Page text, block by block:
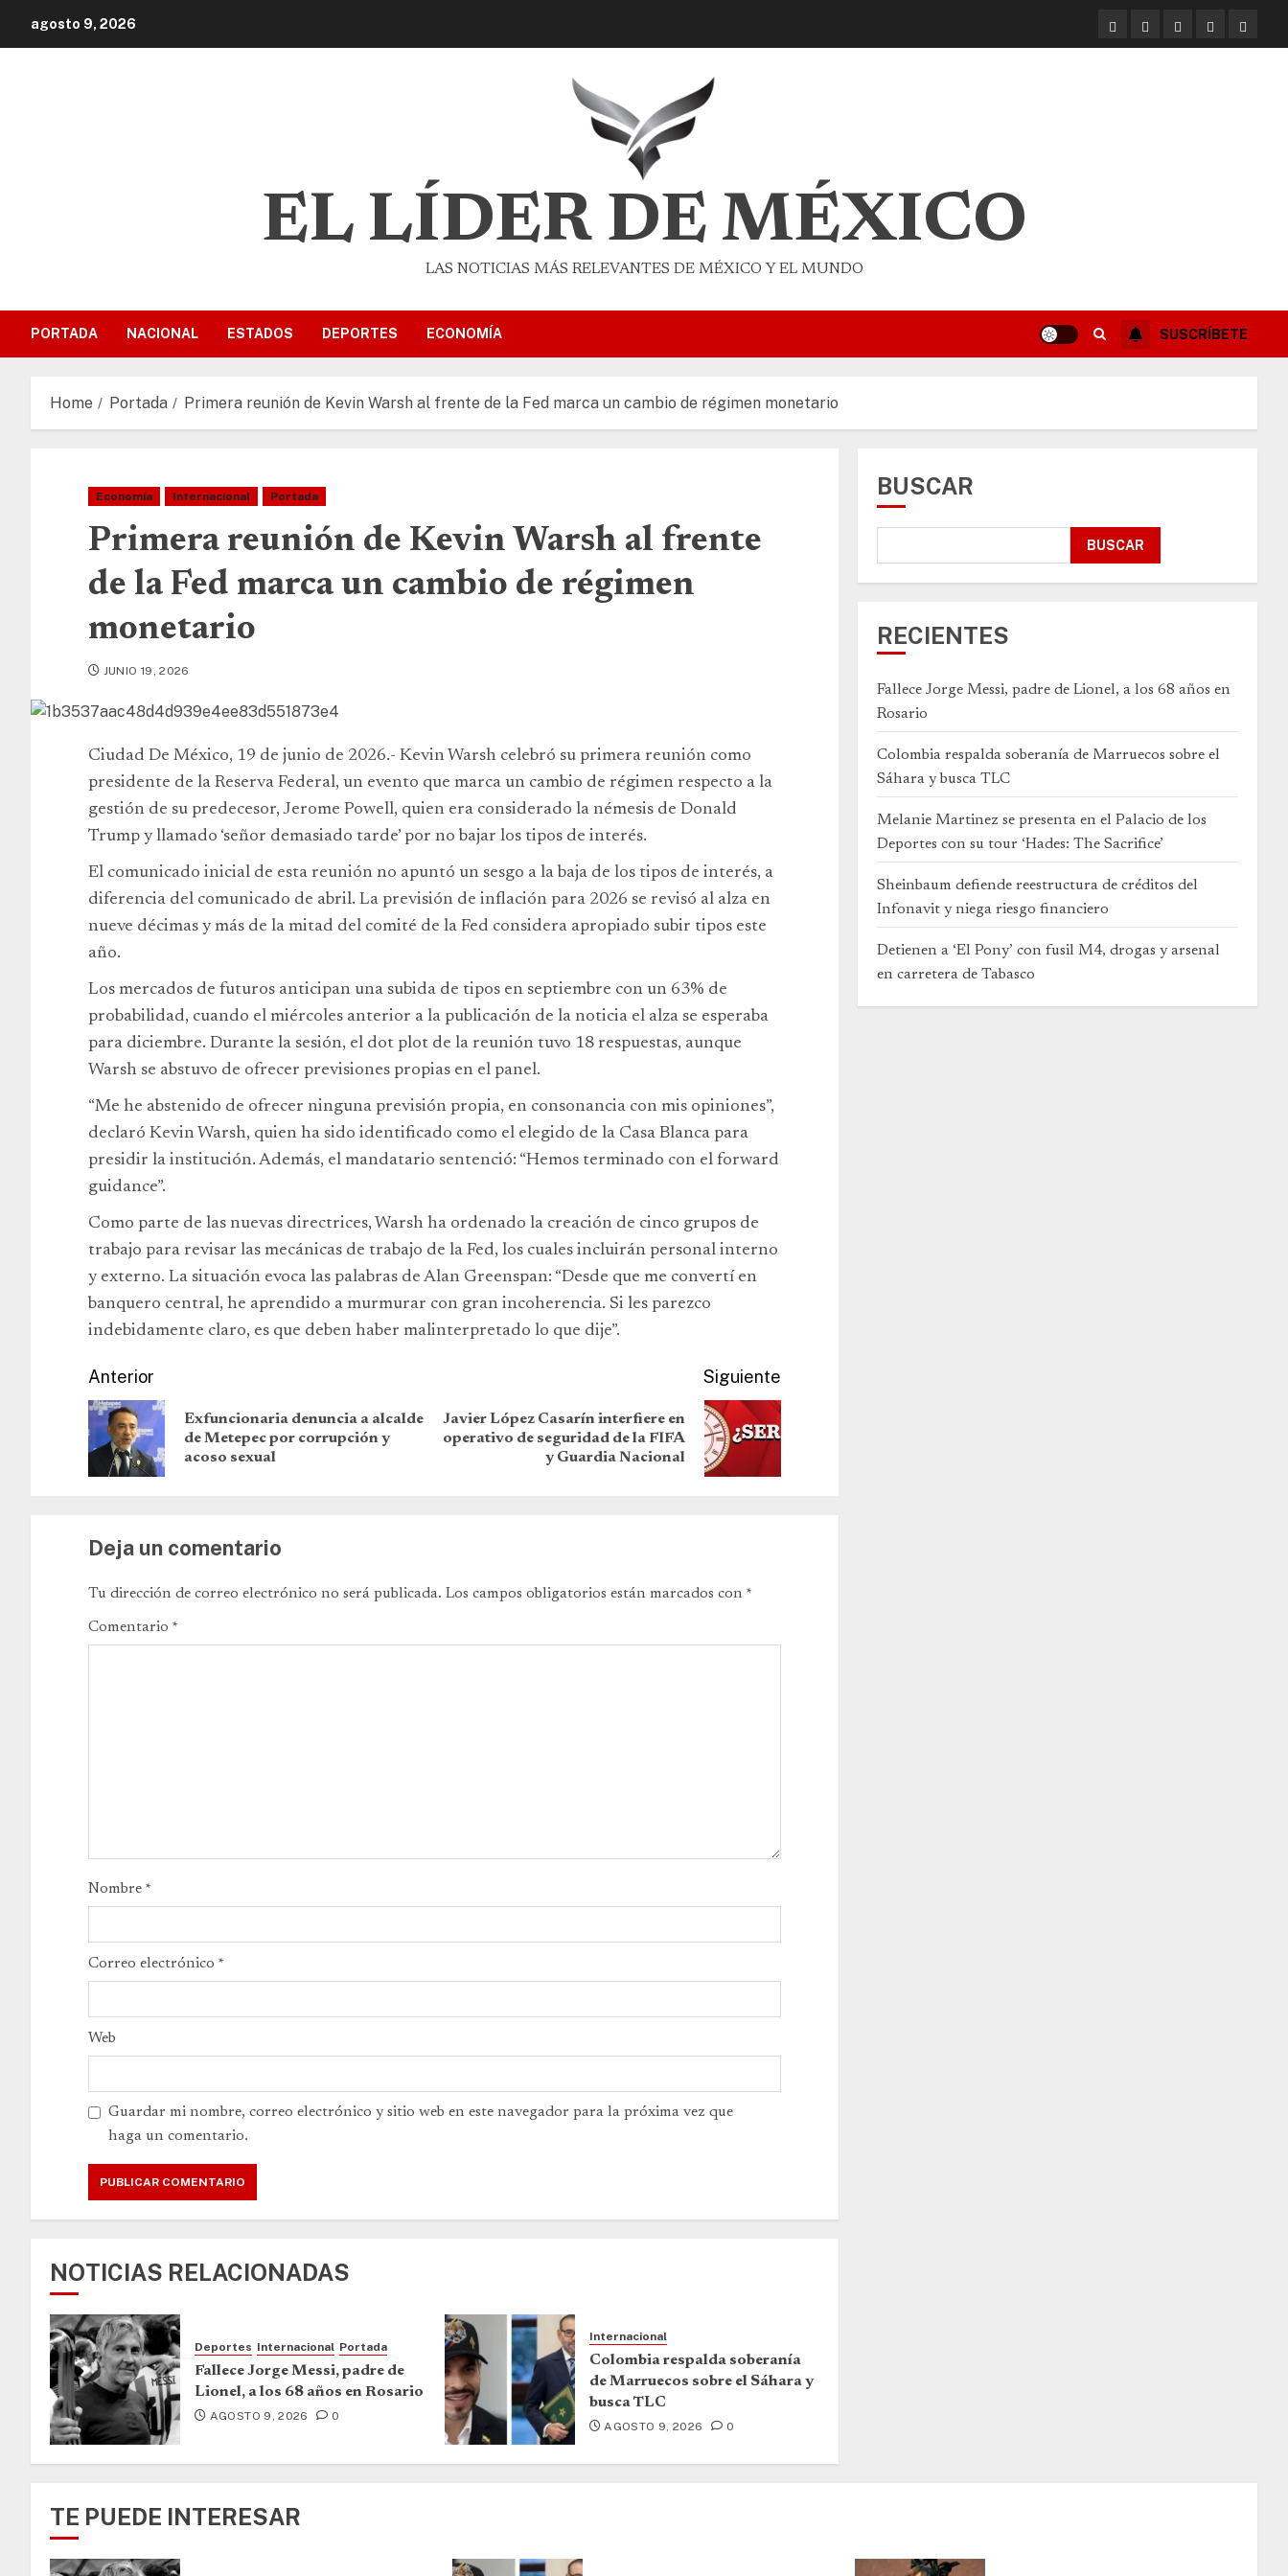
agosto 9, 2026
EL LÍDER DE MÉXICO
LAS NOTICIAS MÁS RELEVANTES DE MÉXICO Y EL MUNDO
PORTADA NACIONAL ESTADOS DEPORTES ECONOMÍA SUSCRÍBETE
Home Portada Primera reunión de Kevin Warsh al frente de la Fed marca un cambio de régimen monetario
Economía Internacional Portada
Primera reunión de Kevin Warsh al frente
de la Fed marca un cambio de régimen
monetario
JUNIO 19, 2026
Ciudad De México, 19 de junio de 2026.- Kevin Warsh celebró su primera reunión como
presidente de la Reserva Federal, un evento que marca un cambio de régimen respecto a la
gestión de su predecesor, Jerome Powell, quien era considerado la némesis de Donald
Trump y llamado ‘señor demasiado tarde’ por no bajar los tipos de interés.
El comunicado inicial de esta reunión no apuntó un sesgo a la baja de los tipos de interés, a
diferencia del comunicado de abril. La previsión de inflación para 2026 se revisó al alza en
nueve décimas y más de la mitad del comité de la Fed considera apropiado subir tipos este
año.
Los mercados de futuros anticipan una subida de tipos en septiembre con un 63% de
probabilidad, cuando el miércoles anterior a la publicación de la noticia el alza se esperaba
para diciembre. Durante la sesión, el dot plot de la reunión tuvo 18 respuestas, aunque
Warsh se abstuvo de ofrecer previsiones propias en el panel.
“Me he abstenido de ofrecer ninguna previsión propia, en consonancia con mis opiniones”,
declaró Kevin Warsh, quien ha sido identificado como el elegido de la Casa Blanca para
presidir la institución. Además, el mandatario sentenció: “Hemos terminado con el forward
guidance”.
Como parte de las nuevas directrices, Warsh ha ordenado la creación de cinco grupos de
trabajo para revisar las mecánicas de trabajo de la Fed, los cuales incluirán personal interno
y externo. La situación evoca las palabras de Alan Greenspan: “Desde que me convertí en
banquero central, he aprendido a murmurar con gran incoherencia. Si les parezco
indebidamente claro, es que deben haber malinterpretado lo que dije”.
Anterior
Exfuncionaria denuncia a alcalde
de Metepec por corrupción y
acoso sexual
Siguiente
Javier López Casarín interfiere en
operativo de seguridad de la FIFA
y Guardia Nacional
Deja un comentario
Tu dirección de correo electrónico no será publicada. Los campos obligatorios están marcados con *
Comentario *
Nombre *
Correo electrónico *
Web
Guardar mi nombre, correo electrónico y sitio web en este navegador para la próxima vez que
haga un comentario.
NOTICIAS RELACIONADAS
Deportes Internacional Portada
Fallece Jorge Messi, padre de
Lionel, a los 68 años en Rosario
AGOSTO 9, 2026 0
Internacional
Colombia respalda soberanía
de Marruecos sobre el Sáhara y
busca TLC
AGOSTO 9, 2026 0
BUSCAR
BUSCAR
RECIENTES
Fallece Jorge Messi, padre de Lionel, a los 68 años en
Rosario
Colombia respalda soberanía de Marruecos sobre el
Sáhara y busca TLC
Melanie Martinez se presenta en el Palacio de los
Deportes con su tour ‘Hades: The Sacrifice’
Sheinbaum defiende reestructura de créditos del
Infonavit y niega riesgo financiero
Detienen a ‘El Pony’ con fusil M4, drogas y arsenal
en carretera de Tabasco
TE PUEDE INTERESAR